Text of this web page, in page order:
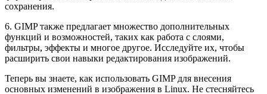
сохранения.
6. GIMP также предлагает множество дополнительных
функций и возможностей, таких как работа с слоями,
фильтры, эффекты и многое другое. Исследуйте их, чтобы
расширить свои навыки редактирования изображений.
Теперь вы знаете, как использовать GIMP для внесения
основных изменений в изображения в Linux. Не стесняйтесь